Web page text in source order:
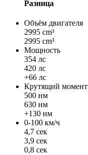
Разница
Объём двигателя
2995 cm³
2995 cm³
Мощность
354 лс
420 лс
+66 лс
Крутящий момент
500 нм
630 нм
+130 нм
0-100 км/ч
4,7 сек
3,9 сек
0,8 сек